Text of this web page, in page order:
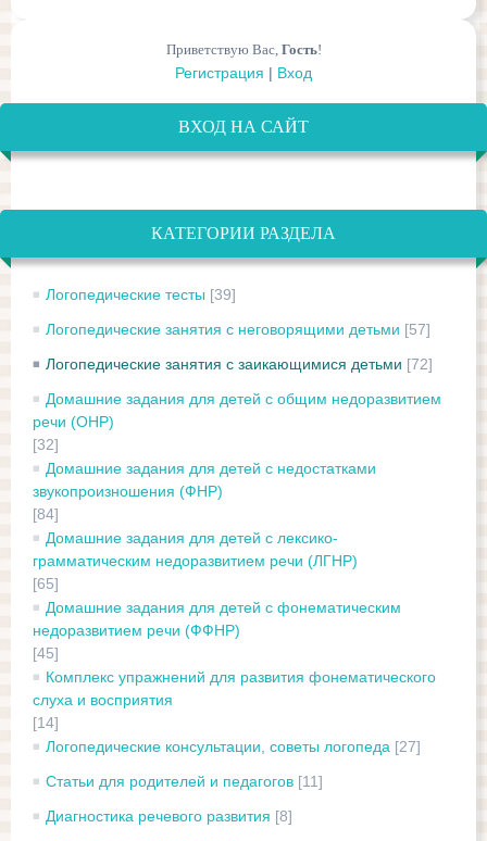
Приветствую Вас, Гость!
Регистрация | Вход
ВХОД НА САЙТ
КАТЕГОРИИ РАЗДЕЛА
Логопедические тесты [39]
Логопедические занятия с неговорящими детьми [57]
Логопедические занятия с заикающимися детьми [72]
Домашние задания для детей с общим недоразвитием
речи (ОНР)
[32]
Домашние задания для детей с недостатками
звукопроизношения (ФНР)
[84]
Домашние задания для детей с лексико-
грамматическим недоразвитием речи (ЛГНР)
[65]
Домашние задания для детей с фонематическим
недоразвитием речи (ФФНР)
[45]
Комплекс упражнений для развития фонематического
слуха и восприятия
[14]
Логопедические консультации, советы логопеда [27]
Статьи для родителей и педагогов [11]
Диагностика речевого развития [8]